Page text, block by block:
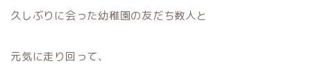
久しぶりに会った幼稚園の友だち数人と
元気に走り回って、